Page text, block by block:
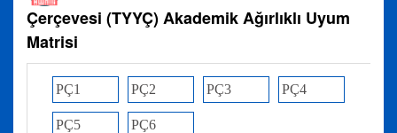
Çerçevesi (TYYÇ) Akademik Ağırlıklı Uyum
Matrisi
PÇ1 PÇ2 PÇ3 PÇ4
PÇ5 PÇ6